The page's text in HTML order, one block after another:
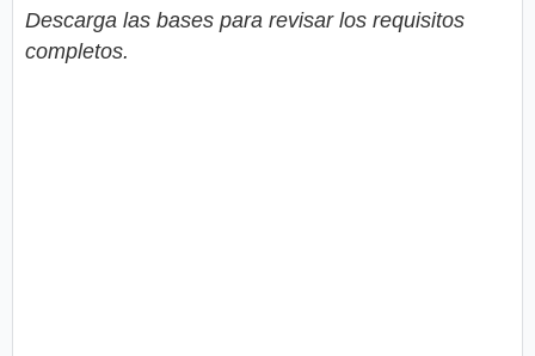
Descarga las bases para revisar los requisitos
completos.